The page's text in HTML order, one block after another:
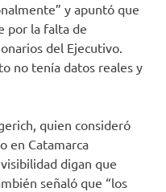
y apuntó que
por la falta de
del Ejecutivo.
no tenía datos reales y
quien consideró
en Catamarca
digan que
señaló que “los